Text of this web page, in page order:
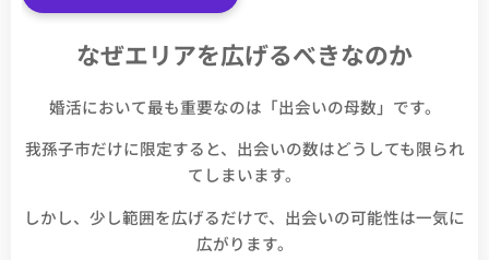
なぜエリアを広げるべきなのか
婚活において最も重要なのは「出会いの母数」です。
我孫子市だけに限定すると、出会いの数はどうしても限られ
てしまいます。
しかし、少し範囲を広げるだけで、出会いの可能性は一気に
広がります。